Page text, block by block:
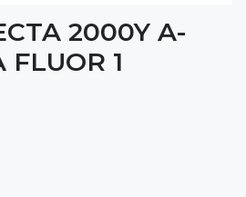
2000Y A-
FLUOR 1